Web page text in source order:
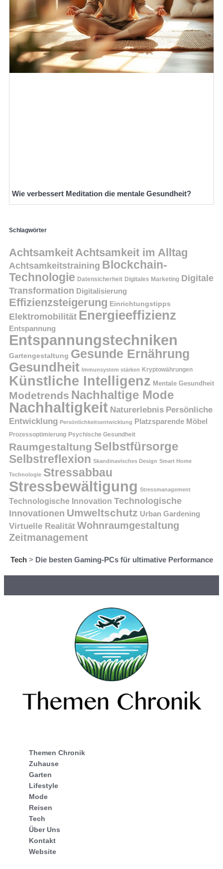
Wie verbessert Meditation die mentale Gesundheit?
Schlagwörter
AchtsamkeitAchtsamkeit im Alltag
Achtsamkeitstraining Blockchain-
Technologie Datensicherheit Digitales Marketing Digitale
Transformation Digitalisierung
Effizienzsteigerung Einrichtungstipps
Elektromobilität Energieeffizienz
Entspannung
Entspannungstechniken
Gartengestaltung Gesunde Ernährung
Gesundheit Immunsystem stärken Kryptowährungen
Künstliche Intelligenz Mentale Gesundheit
Modetrends Nachhaltige Mode
Nachhaltigkeit Naturerlebnis Persönliche
Entwicklung Persönlichkeitsentwicklung Platzsparende Möbel
Prozessoptimierung Psychische Gesundheit
Raumgestaltung Selbstfürsorge
Selbstreflexion Skandinavisches Design Smart Home
Technologie Stressabbau
Stressbewältigung Stressmanagement
Technologische Innovation Technologische
Innovationen Umweltschutz Urban Gardening
Virtuelle Realität Wohnraumgestaltung
Zeitmanagement
Tech> Die besten Gaming-PCs für ultimative Performance
Themen Chronik
Zuhause
Garten
Lifestyle
Mode
Reisen
Tech
Über Uns
Kontakt
Website